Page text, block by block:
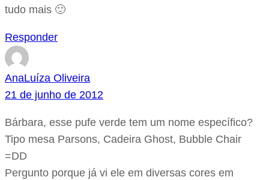
tudo mais 🙂
Responder
AnaLuíza Oliveira
21 de junho de 2012
Bárbara, esse pufe verde tem um nome específico?
Tipo mesa Parsons, Cadeira Ghost, Bubble Chair
=DD
Pergunto porque já vi ele em diversas cores em